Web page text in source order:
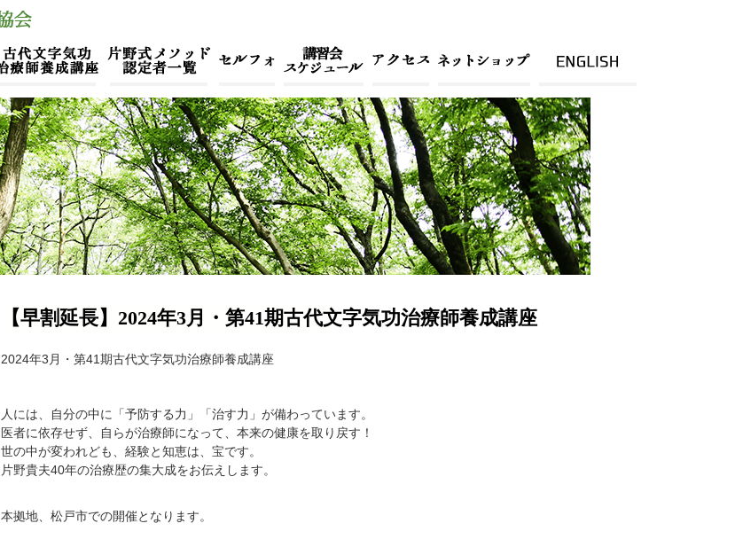
【早割延長】2024年3月・第41期古代文字気功治療師養成講座
2024年3月・第41期古代文字気功治療師養成講座
人には、自分の中に「予防する力」「治す力」が備わっています。
医者に依存せず、自らが治療師になって、本来の健康を取り戻す！
世の中が変われども、経験と知恵は、宝です。
片野貴夫40年の治療歴の集大成をお伝えします。
本拠地、松戸市での開催となります。